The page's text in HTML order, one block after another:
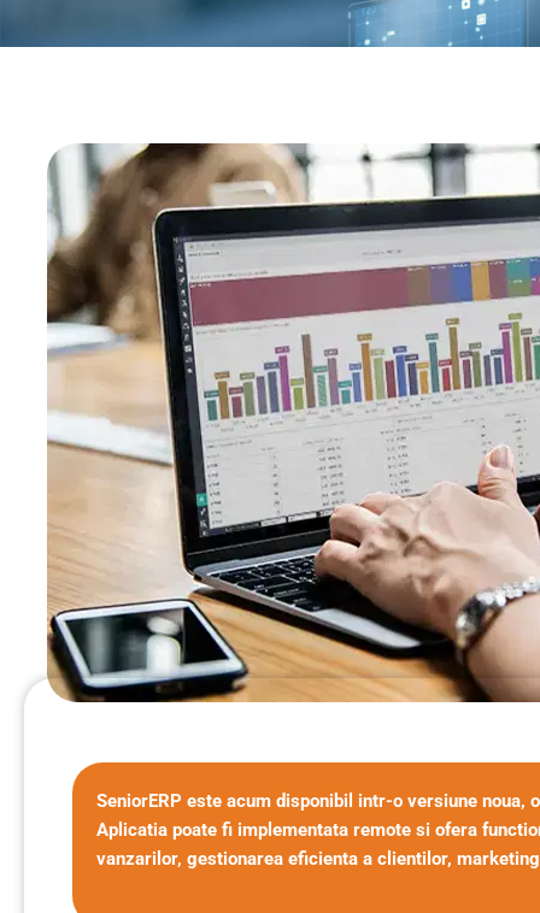
SeniorERP este acum disponibil intr-o versiune noua,
Aplicatia poate fi implementata remote si ofera
vanzarilor, gestionarea eficienta a clientilor,